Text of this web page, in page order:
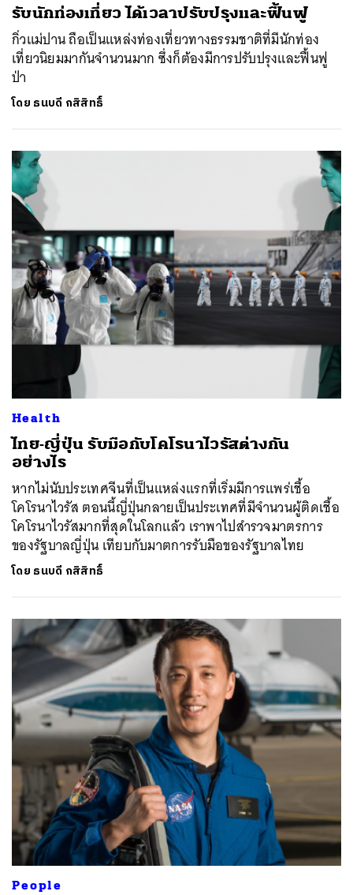
รับนักท่องเที่ยว ได้เวลาปรับปรุงและฟื้นฟู
กิ่วแม่ปาน ถือเป็นแหล่งท่องเที่ยวทางธรรมชาติที่มีนักท่อง
เที่ยวนิยมมากันจำนวนมาก ซึ่งก็ต้องมีการปรับปรุงและฟื้นฟู
ป่า
โดย ธนบดี กสิสิทธิ์
Health
ไทย-ญี่ปุ่น รับมือกับโคโรนาไวรัสต่างกัน
อย่างไร
หากไม่นับประเทศจีนที่เป็นแหล่งแรกที่เริ่มมีการแพร่เชื้อ
โคโรนาไวรัส ตอนนี้ญี่ปุ่นกลายเป็นประเทศที่มีจำนวนผู้ติดเชื้อ
โคโรนาไวรัสมากที่สุดในโลกแล้ว เราพาไปสำรวจมาตรการ
ของรัฐบาลญี่ปุ่น เทียบกับมาตการรับมือของรัฐบาลไทย
โดย ธนบดี กสิสิทธิ์
People
ค้นหา